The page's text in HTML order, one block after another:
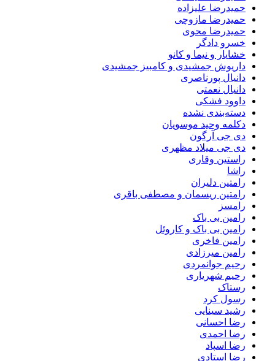
حمیدرضا علیزاده
حمیدرضا مازوچی
حمیدرضا محوی
خسرو دادگر
خشایار و نیما و کانو
داریوش جمشیدی و کامبیز جمشیدی
دانیال پورناصری
دانیال نعمتی
داوود فشکی
دسته‌بندی نشده
دکلمه وحید موسویان
دی جی آرگون
دی جی میلاد مظهری
راستین وقاری
راشا
رامتین دلیران
رامتین ریسمان و مصطفی باقری
رامسز
رامین بی باک
رامین بی باک و کاروئل
رامین فاخری
رامین میرزادی
رحیم جوانمردی
رحیم شهریاری
رستاک
رسول کرد
رشید سینایی
رضا احسانی
رضا احمدی
رضا اسپاد
رضا استادی